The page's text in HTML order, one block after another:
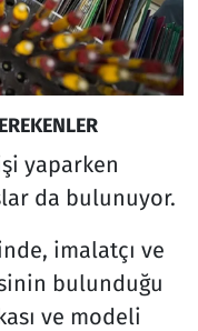
yaparken
da bulunuyor.
imalatçı ve
bulunduğu
ve modeli